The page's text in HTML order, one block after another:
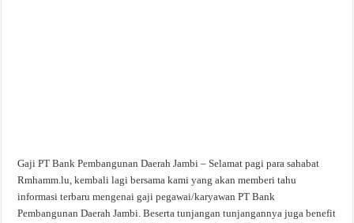
Gaji PT Bank Pembangunan Daerah Jambi – Selamat pagi para sahabat
Rmhamm.lu, kembali lagi bersama kami yang akan memberi tahu
informasi terbaru mengenai gaji pegawai/karyawan PT Bank
Pembangunan Daerah Jambi. Beserta tunjangan tunjangannya juga benefit